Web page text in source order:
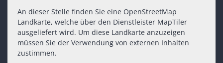
An dieser Stelle finden Sie eine OpenStreetMap
Landkarte, welche über den Dienstleister MapTiler
ausgeliefert wird. Um diese Landkarte anzuzeigen
müssen Sie der Verwendung von externen Inhalten
zustimmen.